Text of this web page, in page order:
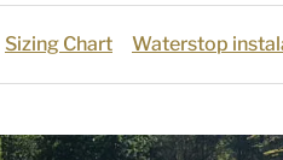
Sizing Chart Waterstop